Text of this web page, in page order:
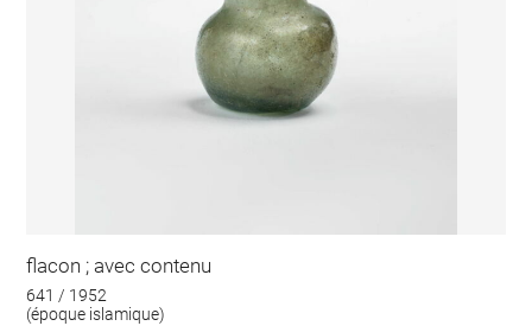
flacon ; avec contenu
641 / 1952
(époque islamique)